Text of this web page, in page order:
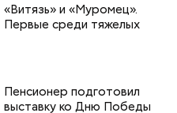
«Витязь» и «Муромец».
Первые среди тяжелых
Пенсионер подготовил
выставку ко Дню Победы